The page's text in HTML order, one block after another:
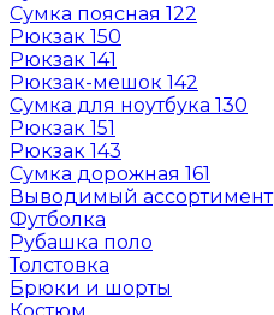
Сумка поясная 122
Рюкзак 150
Рюкзак 141
Рюкзак-мешок 142
Сумка для ноутбука 130
Рюкзак 151
Рюкзак 143
Сумка дорожная 161
Выводимый ассортимент
Футболка
Рубашка поло
Толстовка
Брюки и шорты